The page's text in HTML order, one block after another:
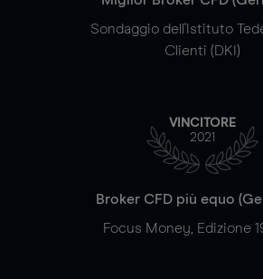
Sondaggio dell'Istituto
Clienti (DKI)
VINCITORE
2021
Broker CFD più equo
Focus Money, Edizione